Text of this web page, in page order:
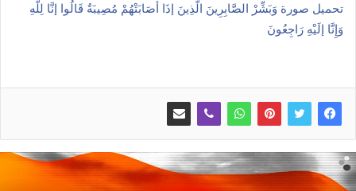
تحميل صورة وَبَشِّرْ الصَّابِرِينَ الَّذِينَ إذَا أَصَابَتْهُمْ مُصِيبَةٌ قَالُوا إنَّا لِلَّهِ
وَإِنَّا إلَيْهِ رَاجِعُونَ